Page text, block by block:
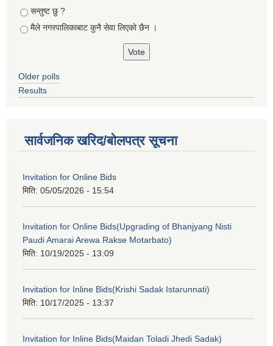
सन्तुष्ट छु ?
मैले नगरपालिकाबाट कुनै सेवा लिएकाे छैन ।
Older polls
Results
सार्वजनिक खरिद/बोलपत्र सूचना
Invitation for Online Bids
मिति: 05/05/2026 - 15:54
Invitation for Online Bids(Upgrading of Bhanjyang Nisti
Paudi Amarai Arewa Rakse Motarbato)
मिति: 10/19/2025 - 13:09
Invitation for Inline Bids(Krishi Sadak Istarunnati)
मिति: 10/17/2025 - 13:37
Invitation for Inline Bids(Maidan Toladi Jhedi Sadak)